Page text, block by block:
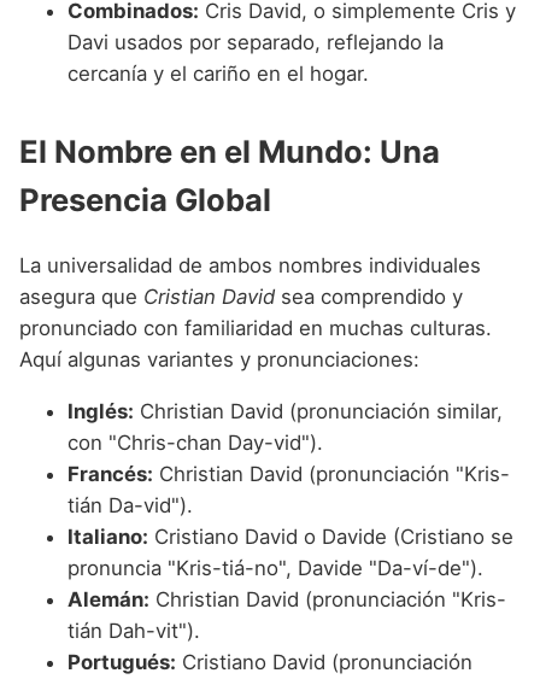
Combinados: Cris David, o simplemente Cris y
Davi usados por separado, reflejando la
cercanía y el cariño en el hogar.
El Nombre en el Mundo: Una
Presencia Global
La universalidad de ambos nombres individuales
asegura que Cristian David sea comprendido y
pronunciado con familiaridad en muchas culturas.
Aquí algunas variantes y pronunciaciones:
Inglés: Christian David (pronunciación similar,
con "Chris-chan Day-vid").
Francés: Christian David (pronunciación "Kris-
tián Da-vid").
Italiano: Cristiano David o Davide (Cristiano se
pronuncia "Kris-tiá-no", Davide "Da-ví-de").
Alemán: Christian David (pronunciación "Kris-
tián Dah-vit").
Portugués: Cristiano David (pronunciación